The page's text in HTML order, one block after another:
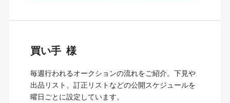
買い手
毎週行われるオークションの流れをご紹介。下見や
出品リスト、訂正リストなどの公開スケジュールを
曜日ごとに設定しています。